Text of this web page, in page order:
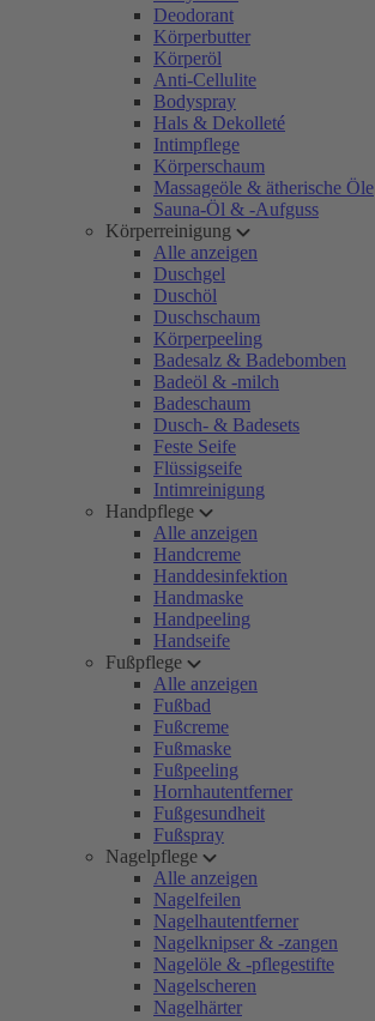
Deodorant
Körperbutter
Körperöl
Anti-Cellulite
Bodyspray
Hals & Dekolleté
Intimpflege
Körperschaum
Massageöle & ätherische Öle
Sauna-Öl & -Aufguss
Körperreinigung
Alle anzeigen
Duschgel
Duschöl
Duschschaum
Körperpeeling
Badesalz & Badebomben
Badeöl & -milch
Badeschaum
Dusch- & Badesets
Feste Seife
Flüssigseife
Intimreinigung
Handpflege
Alle anzeigen
Handcreme
Handdesinfektion
Handmaske
Handpeeling
Handseife
Fußpflege
Alle anzeigen
Fußbad
Fußcreme
Fußmaske
Fußpeeling
Hornhautentferner
Fußgesundheit
Fußspray
Nagelpflege
Alle anzeigen
Nagelfeilen
Nagelhautentferner
Nagelknipser & -zangen
Nagelöle & -pflegestifte
Nagelscheren
Nagelhärter